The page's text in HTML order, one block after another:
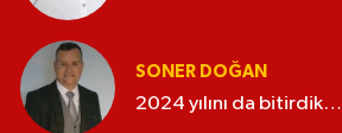
SONER DOĞAN
2024 yılını da bitirdik…